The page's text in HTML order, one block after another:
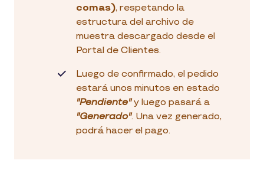
comas), respetando la
estructura del archivo de
muestra descargado desde el
Portal de Clientes.
Luego de confirmado, el pedido
estará unos minutos en estado
"Pendiente"y luego pasará a
"Generado". Una vez generado,
podrá hacer el pago.